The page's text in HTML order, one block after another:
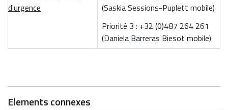
d'urgence
(Saskia Sessions-Puplett mobile)
Priorité 3 : +32 (0)487 264 261
(Daniela Barreras Biesot mobile)
Elements connexes